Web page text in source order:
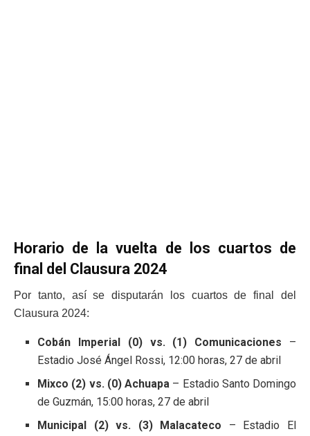
Horario de la vuelta de los cuartos de
final del Clausura 2024
Por tanto, así se disputarán los cuartos de final del
Clausura 2024:
Cobán Imperial (0) vs. (1) Comunicaciones –
Estadio José Ángel Rossi, 12:00 horas, 27 de abril
Mixco (2) vs. (0) Achuapa – Estadio Santo Domingo
de Guzmán, 15:00 horas, 27 de abril
Municipal (2) vs. (3) Malacateco – Estadio El